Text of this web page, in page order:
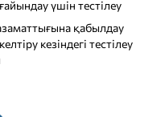
үшін тестілеу
қабылдау
кезіндегі тестілеу